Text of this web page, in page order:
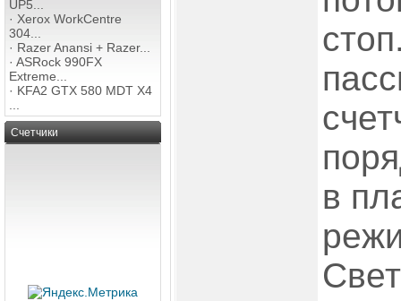
UP5...
· Xerox WorkCentre
304...
· Razer Anansi + Razer...
· ASRock 990FX
Extreme...
· KFA2 GTX 580 MDT X4
Счетчики
в